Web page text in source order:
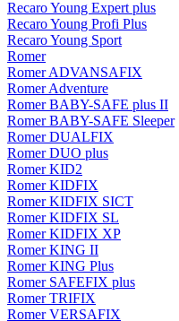
Recaro Young Expert plus
Recaro Young Profi Plus
Recaro Young Sport
Romer
Romer ADVANSAFIX
Romer Adventure
Romer BABY-SAFE plus II
Romer BABY-SAFE Sleeper
Romer DUALFIX
Romer DUO plus
Romer KID2
Romer KIDFIX
Romer KIDFIX SICT
Romer KIDFIX SL
Romer KIDFIX XP
Romer KING II
Romer KING Plus
Romer SAFEFIX plus
Romer TRIFIX
Romer VERSAFIX